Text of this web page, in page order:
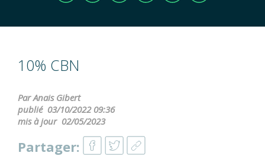
10% CBN
Par Anais Gibert
publié 03/10/2022 09:36
mis à jour 02/05/2023
Partager: